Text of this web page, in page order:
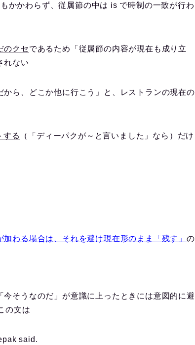
かかわらず、従属節の中は is で時制の一致が行わ
のクセであるため「従属節の内容が現在も成り立
れない
ら、どこか他に行こう」と、レストランの現在の
する
（「ディーパクが～と言いました」なら）だけ
加わる場合は、それを避け現在形のまま「残す」の
そうなのだ」が意識に上ったときには意図的に避
の文は
said.